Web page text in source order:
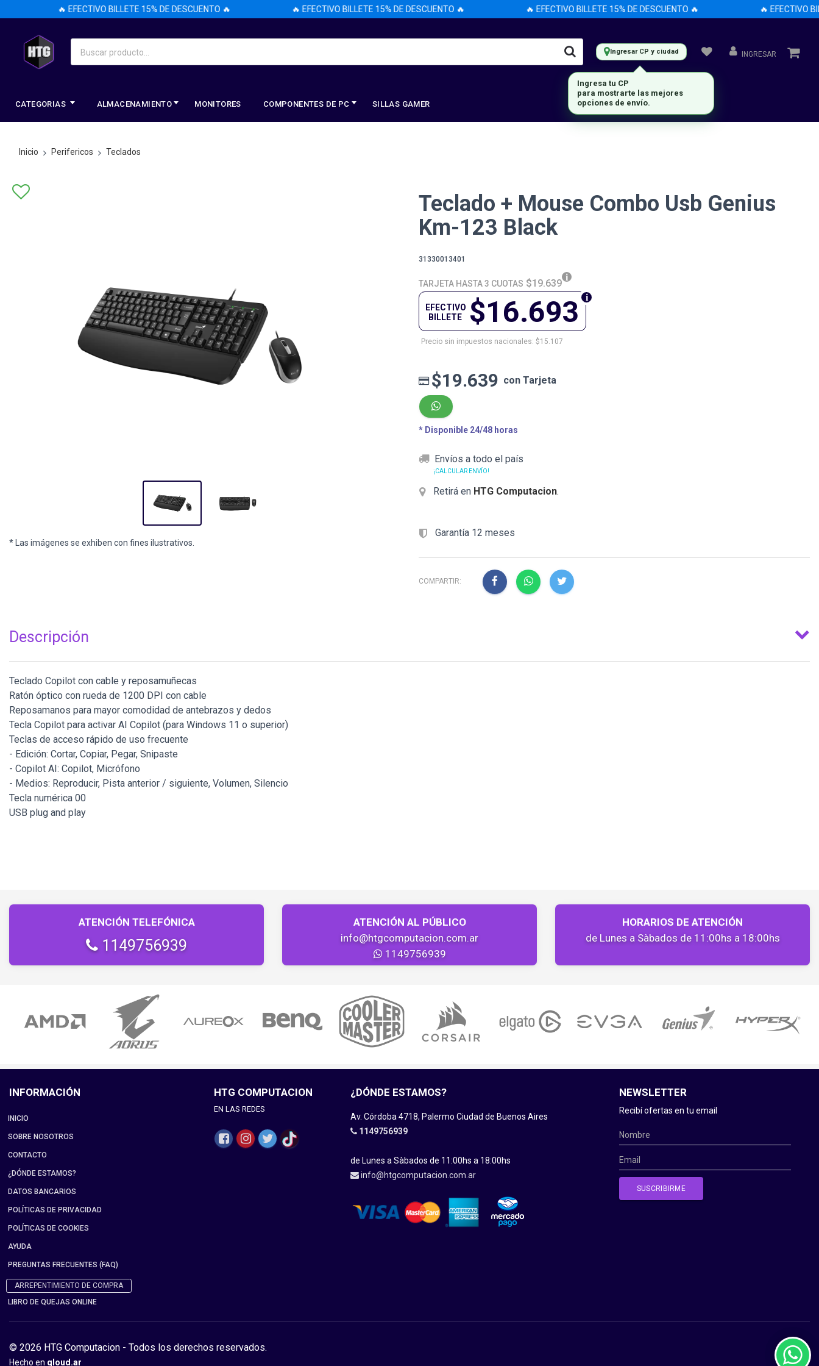
🔥 EFECTIVO BILLETE 15% DE DESCUENTO 🔥 🔥 EFECTIVO BILLETE 15% DE DESCUENTO 🔥 🔥 EFECTIVO BILLETE 15% DE DESCUENTO 🔥 🔥 EFECTIVO
Ingresar CP y ciudad INGRESAR
CATEGORIAS ALMACENAMIENTO MONITORES COMPONENTES DE PC SILLAS GAMER
Inicio Perifericos Teclados
* Las imágenes se exhiben con fines ilustrativos.
Teclado + Mouse Combo Usb Genius
Km-123 Black
31330013401
TARJETA HASTA 3 CUOTAS $19.639
$16.693
EFECTIVO
BILLETE
Precio sin impuestos nacionales: $15.107
$19.639 con Tarjeta
* Disponible 24/48 horas
Envíos a todo el país
¡CALCULAR ENVÍO!
Retirá en HTG Computacion.
Garantía 12 meses
COMPARTIR:
Descripción
Teclado Copilot con cable y reposamuñecas
Ratón óptico con rueda de 1200 DPI con cable
Reposamanos para mayor comodidad de antebrazos y dedos
Tecla Copilot para activar AI Copilot (para Windows 11 o superior)
Teclas de acceso rápido de uso frecuente
- Edición: Cortar, Copiar, Pegar, Snipaste
- Copilot AI: Copilot, Micrófono
- Medios: Reproducir, Pista anterior / siguiente, Volumen, Silencio
Tecla numérica 00
USB plug and play
ATENCIÓN TELEFÓNICA
1149756939
ATENCIÓN AL PÚBLICO
info@htgcomputacion.com.ar
1149756939
HORARIOS DE ATENCIÓN
de Lunes a Sàbados de 11:00hs a 18:00hs
INFORMACIÓN
INICIO
SOBRE NOSOTROS
CONTACTO
¿DÓNDE ESTAMOS?
DATOS BANCARIOS
POLÍTICAS DE PRIVACIDAD
POLÍTICAS DE COOKIES
AYUDA
PREGUNTAS FRECUENTES (FAQ)
ARREPENTIMIENTO DE COMPRA
LIBRO DE QUEJAS ONLINE
HTG COMPUTACION
EN LAS REDES
¿DÓNDE ESTAMOS?
Av. Córdoba 4718, Palermo Ciudad de Buenos Aires
1149756939
de Lunes a Sàbados de 11:00hs a 18:00hs
info@htgcomputacion.com.ar
NEWSLETTER
Recibí ofertas en tu email
© 2026 HTG Computacion - Todos los derechos reservados.
Hecho en qloud.ar
Ingresa tu CP
para mostrarte las mejores
opciones de envío.